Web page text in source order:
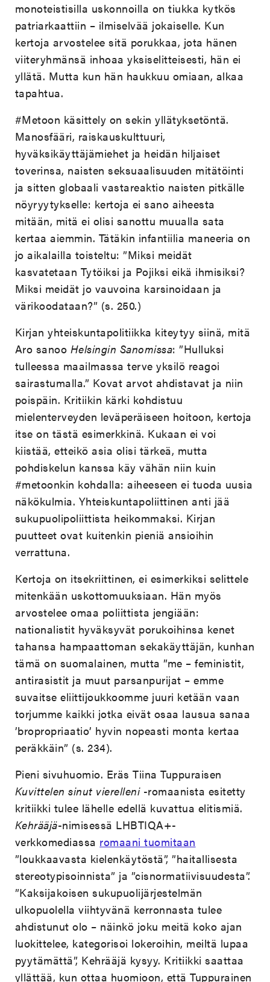
monoteistisilla uskonnoilla on tiukka kytkös
patriarkaattiin – ilmiselvää jokaiselle. Kun
kertoja arvostelee sitä porukkaa, jota hänen
viiteryhmänsä inhoaa yksiselitteisesti, hän ei
yllätä. Mutta kun hän haukkuu omiaan, alkaa
tapahtua.
#Metoon käsittely on sekin yllätyksetöntä.
Manosfääri, raiskauskulttuuri,
hyväksikäyttäjämiehet ja heidän hiljaiset
toverinsa, naisten seksuaalisuuden mitätöinti
ja sitten globaali vastareaktio naisten pitkälle
nöyryytykselle: kertoja ei sano aiheesta
mitään, mitä ei olisi sanottu muualla sata
kertaa aiemmin. Tätäkin infantiilia maneeria on
jo aikalailla toisteltu: ”Miksi meidät
kasvatetaan Tytöiksi ja Pojiksi eikä ihmisiksi?
Miksi meidät jo vauvoina karsinoidaan ja
värikoodataan?” (s. 250.)
Kirjan yhteiskuntapolitiikka kiteytyy siinä, mitä
Aro sanoo Helsingin Sanomissa: ”Hulluksi
tulleessa maailmassa terve yksilö reagoi
sairastumalla.” Kovat arvot ahdistavat ja niin
poispäin. Kritiikin kärki kohdistuu
mielenterveyden leväperäiseen hoitoon, kertoja
itse on tästä esimerkkinä. Kukaan ei voi
kiistää, etteikö asia olisi tärkeä, mutta
pohdiskelun kanssa käy vähän niin kuin
#metoonkin kohdalla: aiheeseen ei tuoda uusia
näkökulmia. Yhteiskuntapoliittinen anti jää
sukupuolipoliittista heikommaksi. Kirjan
puutteet ovat kuitenkin pieniä ansioihin
verrattuna.
Kertoja on itsekriittinen, ei esimerkiksi selittele
mitenkään uskottomuuksiaan. Hän myös
arvostelee omaa poliittista jengiään:
nationalistit hyväksyvät porukoihinsa kenet
tahansa hampaattoman sekakäyttäjän, kunhan
tämä on suomalainen, mutta ”me – feministit,
antirasistit ja muut parsanpurijat – emme
suvaitse eliittijoukkoomme juuri ketään vaan
torjumme kaikki jotka eivät osaa lausua sanaa
’bropropriaatio’ hyvin nopeasti monta kertaa
peräkkäin” (s. 234).
Pieni sivuhuomio. Eräs Tiina Tuppuraisen
Kuvittelen sinut vierelleni -romaanista esitetty
kritiikki tulee lähelle edellä kuvattua elitismiä.
Kehrääjä-nimisessä LHBTIQA+-
verkkomediassa romaani tuomitaan
”loukkaavasta kielenkäytöstä”, ”haitallisesta
stereotypisoinnista” ja ”cisnormatiivisuudesta”.
”Kaksijakoisen sukupuolijärjestelmän
ulkopuolella viihtyvänä kerronnasta tulee
ahdistunut olo – näinkö joku meitä koko ajan
luokittelee, kategorisoi lokeroihin, meiltä lupaa
pyytämättä”, Kehrääjä kysyy. Kritiikki saattaa
yllättää, kun ottaa huomioon, että Tuppurainen